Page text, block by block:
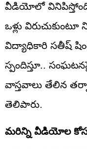
వీడియోలో
ఒళ్లు
విద్యాధికారి సతీష్
స్పందిస్తూ..
వాస్తవాలు తేలిన
తెలిపారు.
మరిన్ని వీడియోల